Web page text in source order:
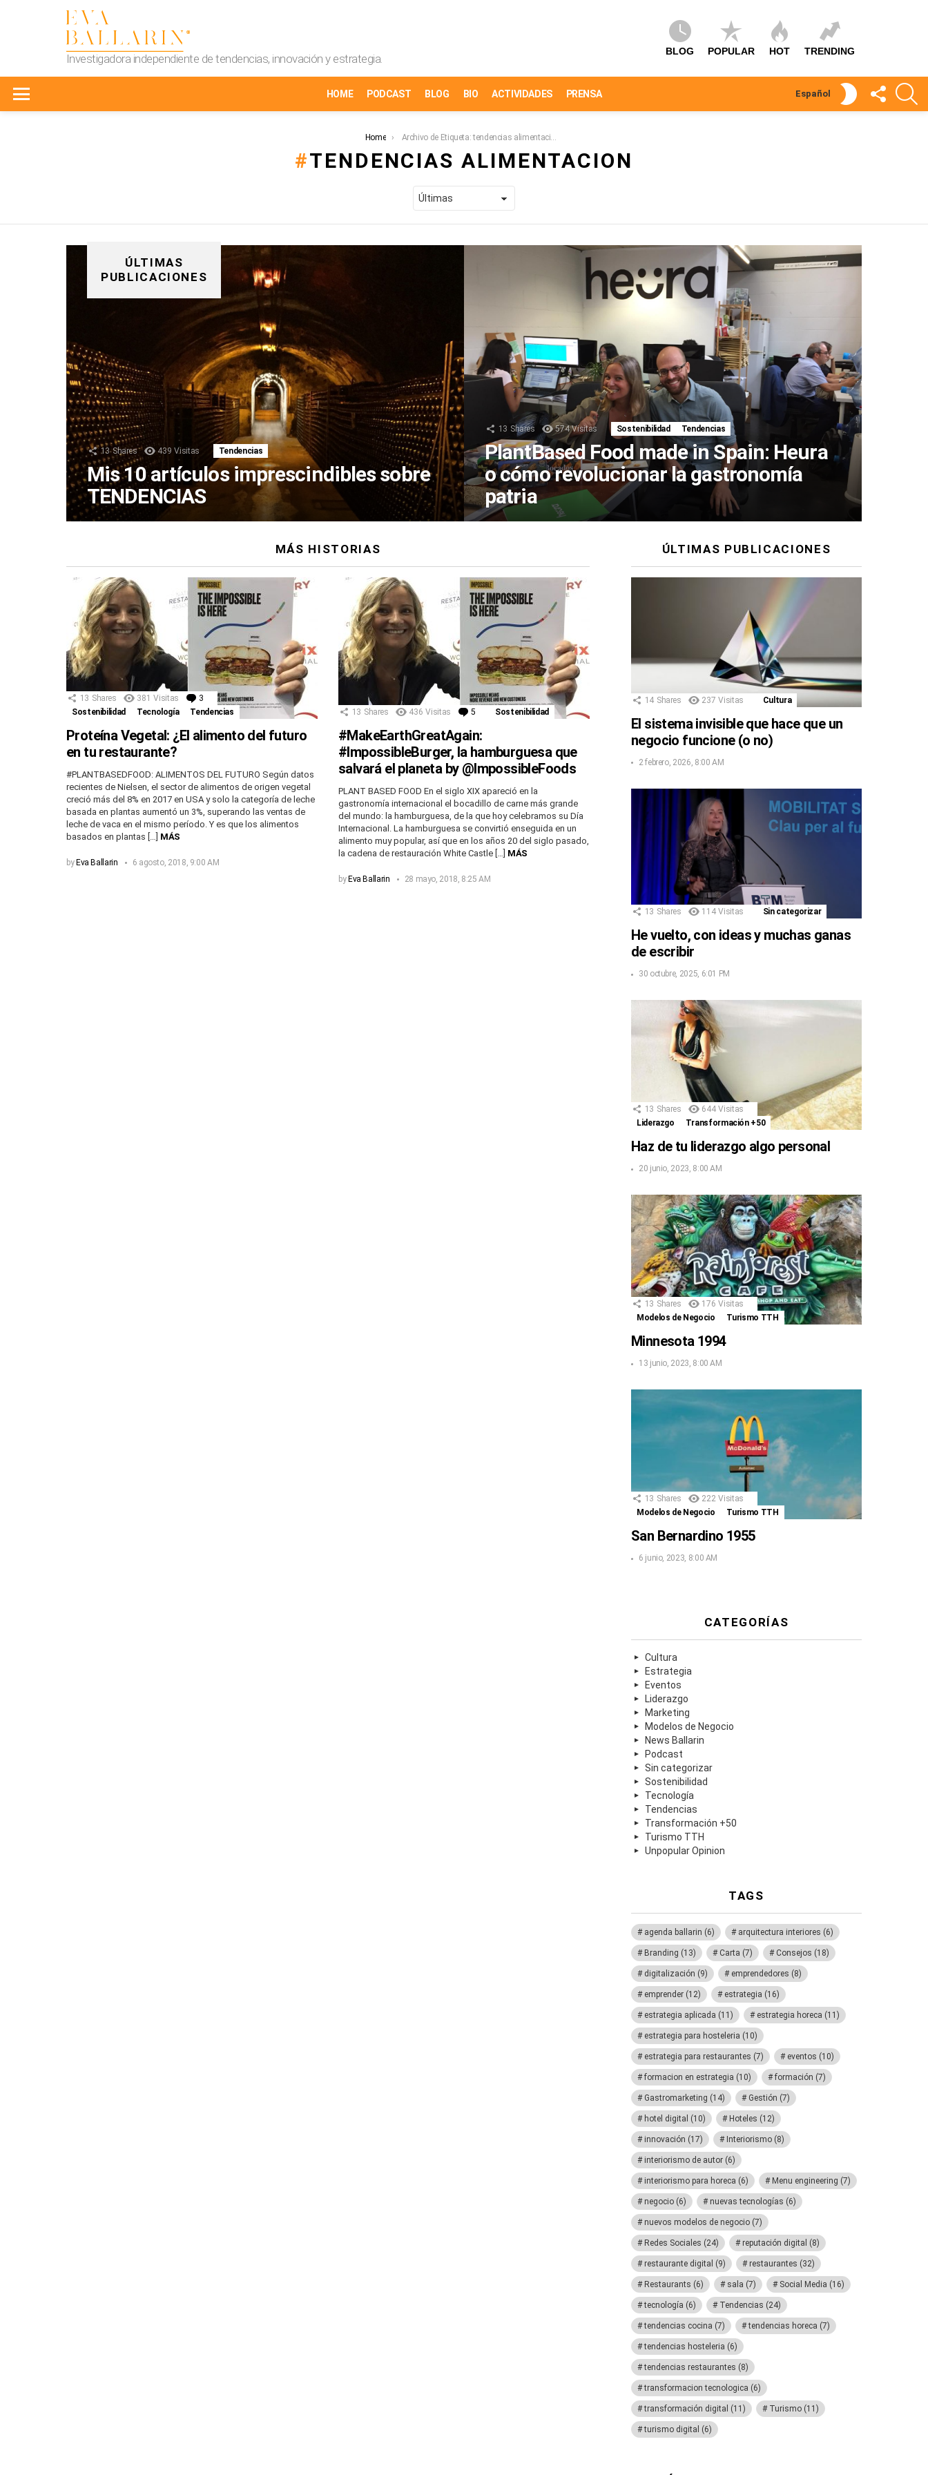
Investigadora independiente de tendencias, innovación y estrategia.
BLOG POPULAR HOT TRENDING
HOME PODCAST BLOG BIO ACTIVIDADES PRENSA Español
SKIN
SÍGUEME
Home Archivo de Etiqueta: tendencias alimentacion
TENDENCIAS ALIMENTACION
ÚLTIMAS
PUBLICACIONES
13 Shares 439 Visitas Tendencias
Mis 10 artículos imprescindibles sobre
TENDENCIAS
13 Shares 574 Visitas Sostenibilidad Tendencias
PlantBased Food made in Spain: Heura
o cómo revolucionar la gastronomía
patria
MÁS HISTORIAS
13 Shares 381 Visitas 3
Comentarios
Sostenibilidad
Tecnología Tendencias
Proteína Vegetal: ¿El alimento del futuro
en tu restaurante?
#PLANTBASEDFOOD: ALIMENTOS DEL FUTURO Según datos
recientes de Nielsen, el sector de alimentos de origen vegetal
creció más del 8% en 2017 en USA y solo la categoría de leche
basada en plantas aumentó un 3%, superando las ventas de
leche de vaca en el mismo período. Y es que los alimentos
basados en plantas […] MÁS
by Eva Ballarin 6 agosto, 2018, 9:00 AM
13 Shares 436 Visitas 5 Comentarios
Sostenibilidad
#MakeEarthGreatAgain:
#ImpossibleBurger, la hamburguesa que
salvará el planeta by @ImpossibleFoods
PLANT BASED FOOD En el siglo XIX apareció en la
gastronomía internacional el bocadillo de carne más grande
del mundo: la hamburguesa, de la que hoy celebramos su Día
Internacional. La hamburguesa se convirtió enseguida en un
alimento muy popular, así que en los años 20 del siglo pasado,
la cadena de restauración White Castle […] MÁS
by Eva Ballarin 28 mayo, 2018, 8:25 AM
ÚLTIMAS PUBLICACIONES
14 Shares 237 Visitas Cultura
El sistema invisible que hace que un
negocio funcione (o no)
2 febrero, 2026, 8:00 AM
13 Shares 114 Visitas Sin categorizar
He vuelto, con ideas y muchas ganas
de escribir
30 octubre, 2025, 6:01 PM
13 Shares 644 Visitas
Liderazgo
Transformación +50
Haz de tu liderazgo algo personal
20 junio, 2023, 8:00 AM
13 Shares 176 Visitas
Modelos de Negocio
Turismo TTH
Minnesota 1994
13 junio, 2023, 8:00 AM
13 Shares 222 Visitas
Modelos de Negocio
Turismo TTH
San Bernardino 1955
6 junio, 2023, 8:00 AM
CATEGORÍAS
Cultura
Estrategia
Eventos
Liderazgo
Marketing
Modelos de Negocio
News Ballarin
Podcast
Sin categorizar
Sostenibilidad
Tecnología
Tendencias
Transformación +50
Turismo TTH
Unpopular Opinion
TAGS
agenda ballarin (6) arquitectura interiores (6)
Branding (13) Carta (7) Consejos (18)
digitalización (9) emprendedores (8)
emprender (12) estrategia (16)
estrategia aplicada (11) estrategia horeca (11)
estrategia para hosteleria (10)
estrategia para restaurantes (7) eventos (10)
formacion en estrategia (10) formación (7)
Gastromarketing (14) Gestión (7)
hotel digital (10) Hoteles (12)
innovación (17) Interiorismo (8)
interiorismo de autor (6)
interiorismo para horeca (6) Menu engineering (7)
negocio (6) nuevas tecnologías (6)
nuevos modelos de negocio (7)
Redes Sociales (24) reputación digital (8)
restaurante digital (9) restaurantes (32)
Restaurants (6) sala (7) Social Media (16)
tecnología (6) Tendencias (24)
tendencias cocina (7) tendencias horeca (7)
tendencias hosteleria (6)
tendencias restaurantes (8)
transformacion tecnologica (6)
transformación digital (11) Turismo (11)
turismo digital (6)